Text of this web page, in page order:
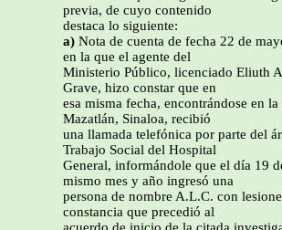
previa, de cuyo contenido
destaca lo siguiente:
a) Nota de cuenta de fecha 22 de
en la que el agente del
Ministerio Público, licenciado Eliuth
Grave, hizo constar que en
esa misma fecha, encontrándose en
Mazatlán, Sinaloa, recibió
una llamada telefónica por parte del
Trabajo Social del Hospital
General, informándole que el día 19
mismo mes y año ingresó una
persona de nombre A.L.C. con
constancia que precedió al